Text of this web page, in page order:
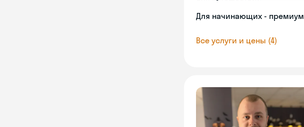
Для начинающих - премиум
Все услуги и цены (4)